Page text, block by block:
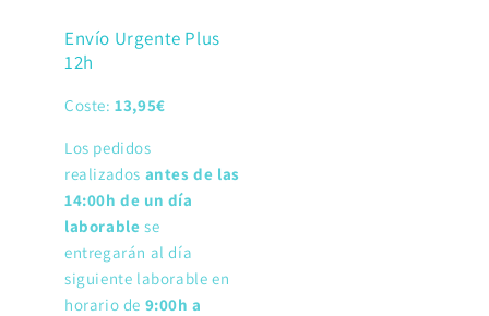
Envío Urgente Plus
12h
Coste:13,95€
Los pedidos
realizados antes de las
14:00h de un día
laborable se
entregarán al día
siguiente laborable en
horario de 9:00h a